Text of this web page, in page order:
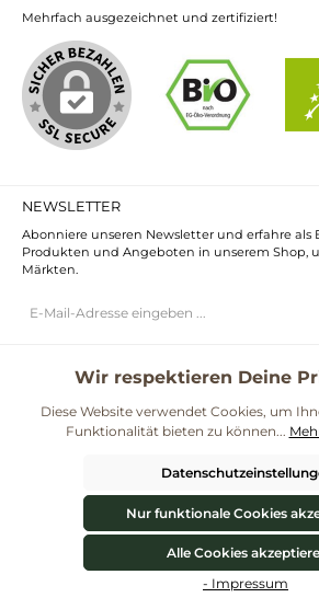
Mehrfach ausgezeichnet und zertifiziert!
NEWSLETTER
Abonniere unseren Newsletter und erfahre als
Produkten und Angeboten in unserem Shop,
Märkten.
Mail-
UNSERE COMMUNITIES
Preise inkl. gesetzl. Mehrwertsteuer zzgl.
Nachnahmegebühren, wenn nicht
© 2026 ProBiomarkt WebShop - Alle Rechte
Vertrag widerrufen
Werkzeugleiste anzeigen
Wir respektieren Deine
Diese Website verwendet Cookies, um
Funktionalität bieten zu können...
Nur funktionale Cookies
Alle Cookies
- Impressum